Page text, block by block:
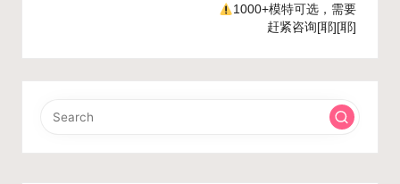
1000+模特可选，需要
赶紧咨询[耶][耶]